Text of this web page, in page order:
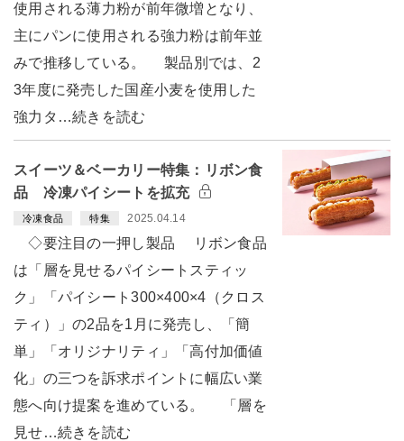
使用される薄力粉が前年微増となり、
主にパンに使用される強力粉は前年並
みで推移している。 製品別では、2
3年度に発売した国産小麦を使用した
強力タ…続きを読む
スイーツ＆ベーカリー特集：リボン食
品 冷凍パイシートを拡充
冷凍食品 特集 2025.04.14
◇要注目の一押し製品 リボン食品
は「層を見せるパイシートスティッ
ク」「パイシート300×400×4（クロス
ティ）」の2品を1月に発売し、「簡
単」「オリジナリティ」「高付加価値
化」の三つを訴求ポイントに幅広い業
態へ向け提案を進めている。 「層を
見せ…続きを読む